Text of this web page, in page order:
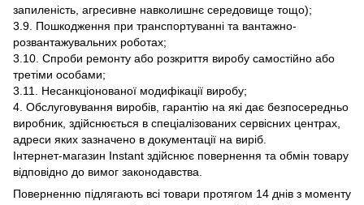
запиленість, агресивне навколишнє середовище тощо);
3.9. Пошкодження при транспортуванні та вантажно-
розвантажувальних роботах;
3.10. Спроби ремонту або розкриття виробу самостійно або
третіми особами;
3.11. Несанкціонованої модифікації виробу;
4. Обслуговування виробів, гарантію на які дає безпосередньо
виробник, здійснюється в спеціалізованих сервісних центрах,
адреси яких зазначено в документації на виріб.
Інтернет-магазин Instant здійснює повернення та обмін товару
відповідно до вимог законодавства.
Поверненню підлягають всі товари протягом 14 днів з моменту